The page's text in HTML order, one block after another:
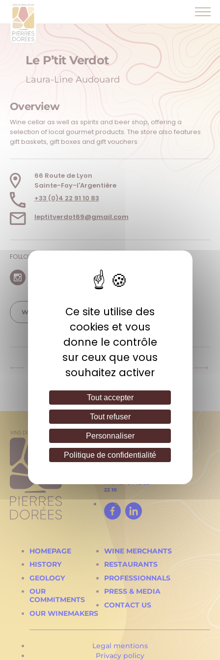
Panneau de gestion des cookies
Ce site utilise des
cookies et vous
donne le contrôle
sur ceux que vous
souhaitez activer
Tout accepter
Tout refuser
Personnaliser
Politique de confidentialité
Le P’tit Verdot
Laura-Line Audouard
Overview
Wine cellar as well as spirits and beer shop, offering a
selection of local gourmet products. The store also features
gift baskets, gift boxes and gift vouchers.
66 Route de Lyon
Sainte-Foy-l'Argentière
+33 (0)4 22 91 10 83
leptitverdot69@gmail.com
FOLLOW ON SOCIAL NETWORKS
Instagram
Facebook
WEBSITE
PreviousLa Maison des Beaujolais
Next
post:
L'Embouteillage
ODG - Inter Beaujolais
210 Bd Victor Vermorel
69400
Villefranche sur Saône
PHONE :04 72 02
22 10
FacebookLinked
HOMEPAGE
HISTORY
GEOLOGY
OUR
COMMITMENTS
OUR WINEMAKERS
WINE MERCHANTS
RESTAURANTS
PROFESSIONNALS
PRESS & MEDIA
CONTACT US
Legal mentions
Privacy policy